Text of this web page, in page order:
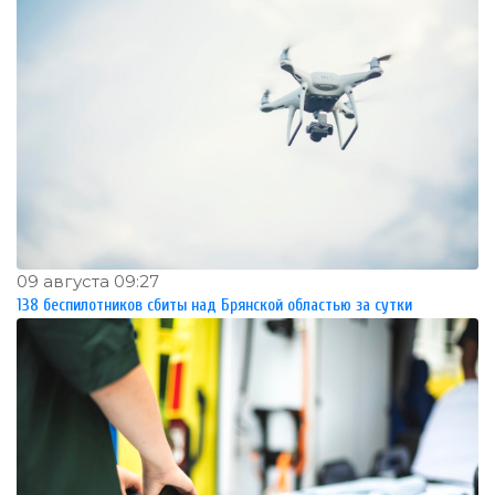
09 августа 09:27
138 беспилотников сбиты над Брянской областью за сутки